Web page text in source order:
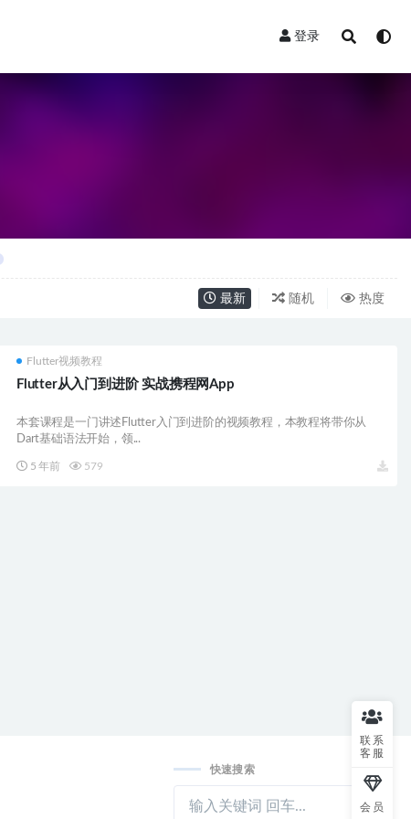
登录
最新 随机 热度
Flutter视频教程
Flutter从入门到进阶 实战携程网App
本套课程是一门讲述Flutter入门到进阶的视频教程，本教程将带你从
Dart基础语法开始，领...
5 年前 579
快速搜索
联系
客服
会员